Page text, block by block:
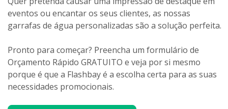
eventos ou encantar os seus clientes, as nossas
garrafas de água personalizadas são a solução perfeita.
Pronto para começar? Preencha um formulário de
Orçamento Rápido GRATUITO e veja por si mesmo
porque é que a Flashbay é a escolha certa para as suas
necessidades promocionais.